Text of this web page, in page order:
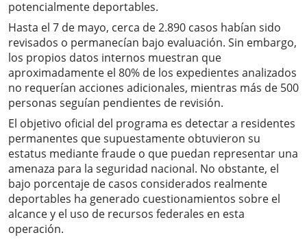
potencialmente deportables.
Hasta el 7 de mayo, cerca de 2.890 casos habían sido
revisados o permanecían bajo evaluación. Sin embargo,
los propios datos internos muestran que
aproximadamente el 80% de los expedientes analizados
no requerían acciones adicionales, mientras más de 500
personas seguían pendientes de revisión.
El objetivo oficial del programa es detectar a residentes
permanentes que supuestamente obtuvieron su
estatus mediante fraude o que puedan representar una
amenaza para la seguridad nacional. No obstante, el
bajo porcentaje de casos considerados realmente
deportables ha generado cuestionamientos sobre el
alcance y el uso de recursos federales en esta
operación.